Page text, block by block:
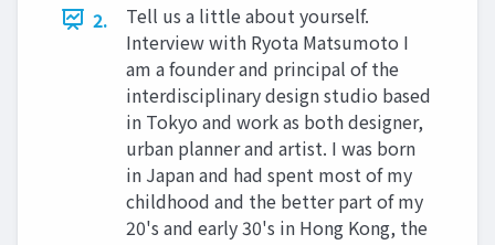
2.
Tell us a little about yourself.
Interview with Ryota Matsumoto I
am a founder and principal of the
interdisciplinary design studio based
in Tokyo and work as both designer,
urban planner and artist. I was born
in Japan and had spent most of my
childhood and the better part of my
20's and early 30's in Hong Kong, the